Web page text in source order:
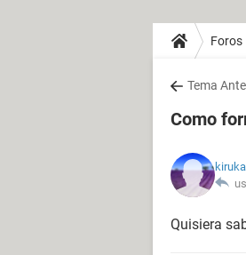
Foros
Tema
Como
Quisiera